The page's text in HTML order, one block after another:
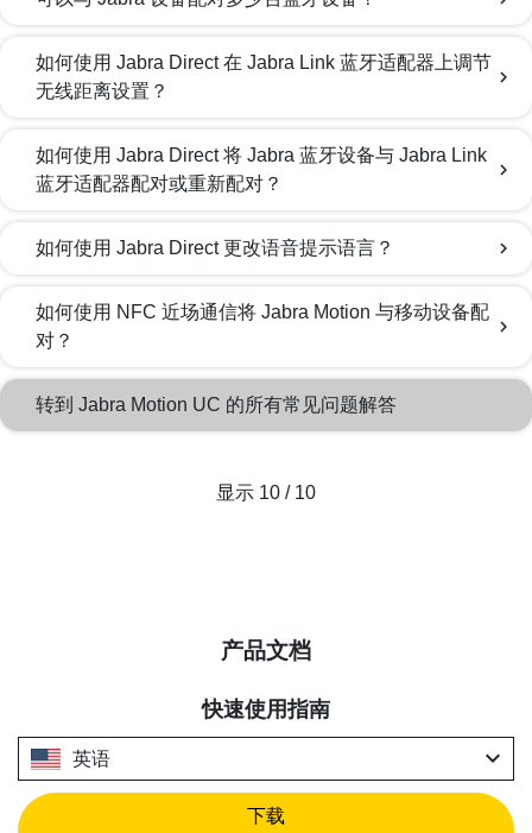
如何使用 Jabra Direct 在 Jabra Link 蓝牙适配器上调节
无线距离设置？
chevron_right
如何使用 Jabra Direct 将 Jabra 蓝牙设备与 Jabra Link
蓝牙适配器配对或重新配对？
chevron_right
如何使用 Jabra Direct 更改语音提示语言？ chevron_right
如何使用 NFC 近场通信将 Jabra Motion 与移动设备配
对？
chevron_right
转到 Jabra Motion UC 的所有常见问题解答
显示 10 / 10
产品文档
快速使用指南
英语 expand_more
下载